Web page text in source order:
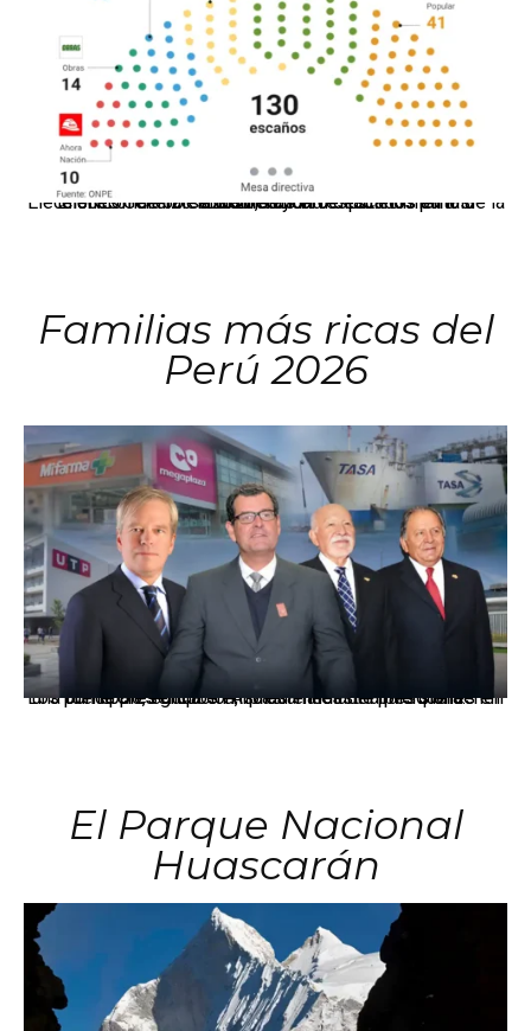
El JNE oficializó la distribución de escaños para la elección de 60 senadores y 130 diputados en las Elecciones Generales 2026, tras el restablecimiento de la Bicameralidad.
Familias más ricas del
Perú 2026
Los principales grupos empresariales del país mantienen una fuerte presencia en Áncash mediante inversiones en comercio, educación, salud e industria pesquera.
El Parque Nacional
Huascarán